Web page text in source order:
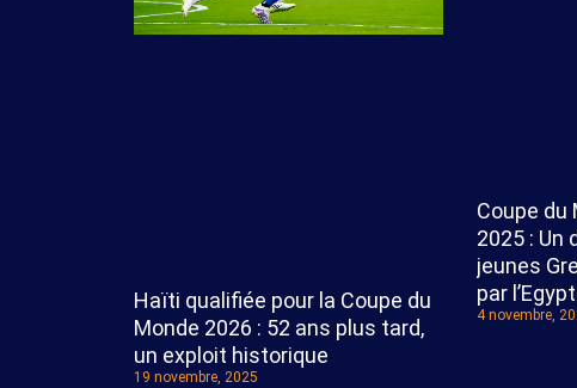
Haïti qualifiée pour la Coupe du
Monde 2026 : 52 ans plus tard,
un exploit historique
19 novembre, 2025
Coupe du
2025 : Un
jeunes
par
4 novembre,